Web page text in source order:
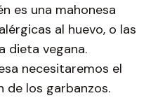
es una mahonesa
al huevo, o las
dieta vegana.
necesitaremos el
de los garbanzos.